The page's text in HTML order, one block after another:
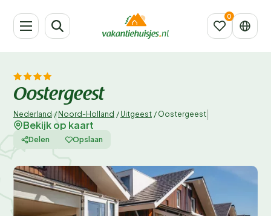
Oostergeest
Nederland / Noord-Holland / Uitgeest / Oostergeest
Bekijk op kaart
Delen Opslaan